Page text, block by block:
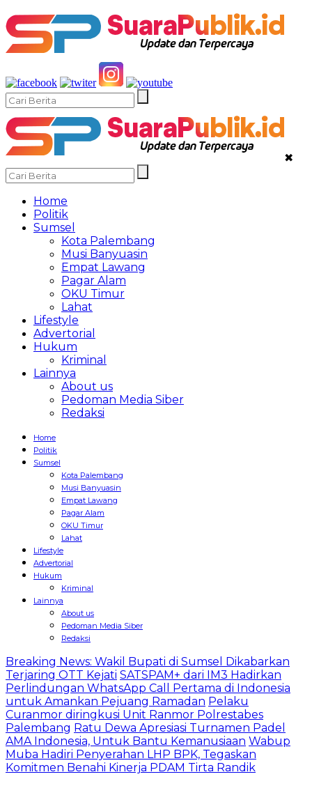
✖
Home
Politik
Sumsel
Kota Palembang
Musi Banyuasin
Empat Lawang
Pagar Alam
OKU Timur
Lahat
Lifestyle
Advertorial
Hukum
Kriminal
Lainnya
About us
Pedoman Media Siber
Redaksi
Home
Politik
Sumsel
Kota Palembang
Musi Banyuasin
Empat Lawang
Pagar Alam
OKU Timur
Lahat
Lifestyle
Advertorial
Hukum
Kriminal
Lainnya
About us
Pedoman Media Siber
Redaksi
Breaking News: Wakil Bupati di Sumsel Dikabarkan
Terjaring OTT Kejati SATSPAM+ dari IM3 Hadirkan
Perlindungan WhatsApp Call Pertama di Indonesia
untuk Amankan Pejuang Ramadan Pelaku
Curanmor diringkusi Unit Ranmor Polrestabes
Palembang Ratu Dewa Apresiasi Turnamen Padel
AMA Indonesia, Untuk Bantu Kemanusiaan Wabup
Muba Hadiri Penyerahan LHP BPK, Tegaskan
Komitmen Benahi Kinerja PDAM Tirta Randik